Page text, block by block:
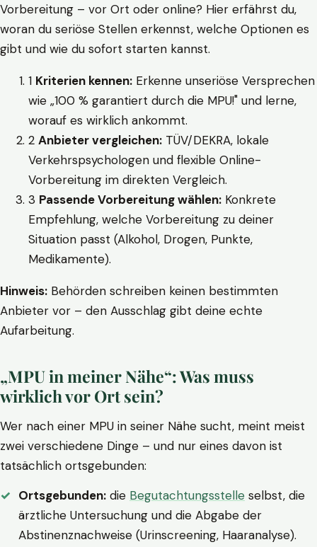
Vorbereitung – vor Ort oder online? Hier erfährst du,
woran du seriöse Stellen erkennst, welche Optionen es
gibt und wie du sofort starten kannst.
1 Kriterien kennen: Erkenne unseriöse Versprechen
wie „100 % garantiert durch die MPU!" und lerne,
worauf es wirklich ankommt.
2 Anbieter vergleichen: TÜV/DEKRA, lokale
Verkehrspsychologen und flexible Online-
Vorbereitung im direkten Vergleich.
3 Passende Vorbereitung wählen: Konkrete
Empfehlung, welche Vorbereitung zu deiner
Situation passt (Alkohol, Drogen, Punkte,
Medikamente).
Hinweis: Behörden schreiben keinen bestimmten
Anbieter vor – den Ausschlag gibt deine echte
Aufarbeitung.
„MPU in meiner Nähe“: Was muss
wirklich vor Ort sein?
Wer nach einer MPU in seiner Nähe sucht, meint meist
zwei verschiedene Dinge – und nur eines davon ist
tatsächlich ortsgebunden:
Ortsgebunden: die Begutachtungsstelle selbst, die
ärztliche Untersuchung und die Abgabe der
Abstinenznachweise (Urinscreening, Haaranalyse).